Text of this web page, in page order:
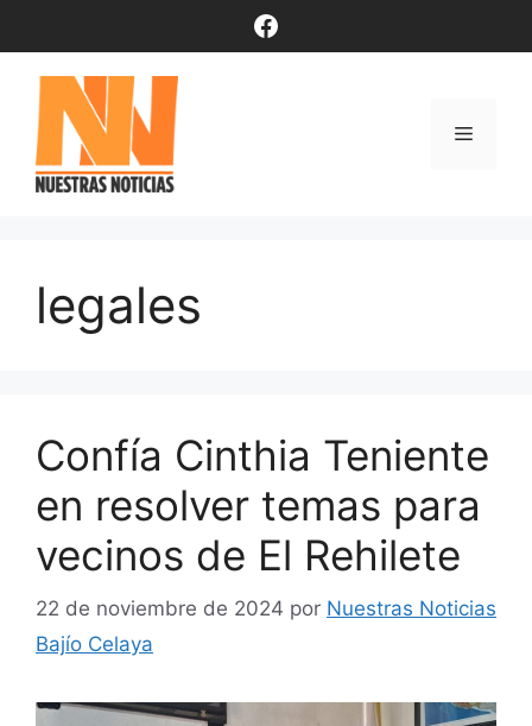
contenido
Facebook
Menú
legales
Confía Cinthia Teniente
en resolver temas para
vecinos de El Rehilete
22 de noviembre de 2024 por Nuestras Noticias
Bajío Celaya